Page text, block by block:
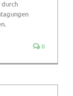
durch
0